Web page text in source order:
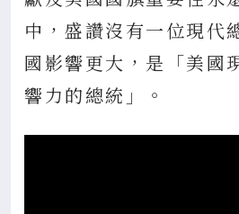
中，盛讚沒有一位現代
國影響更大，是「美國
響力的總統」。